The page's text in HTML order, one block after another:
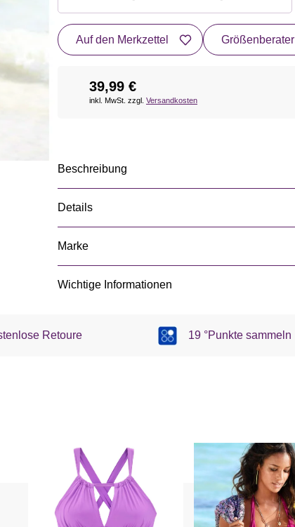
Auf den Merkzettel Größenberater
39,99 €
inkl. MwSt. zzgl. Versandkosten
Beschreibung
Details
Marke
Wichtige Informationen
Retoure 19 °Punkte sammeln